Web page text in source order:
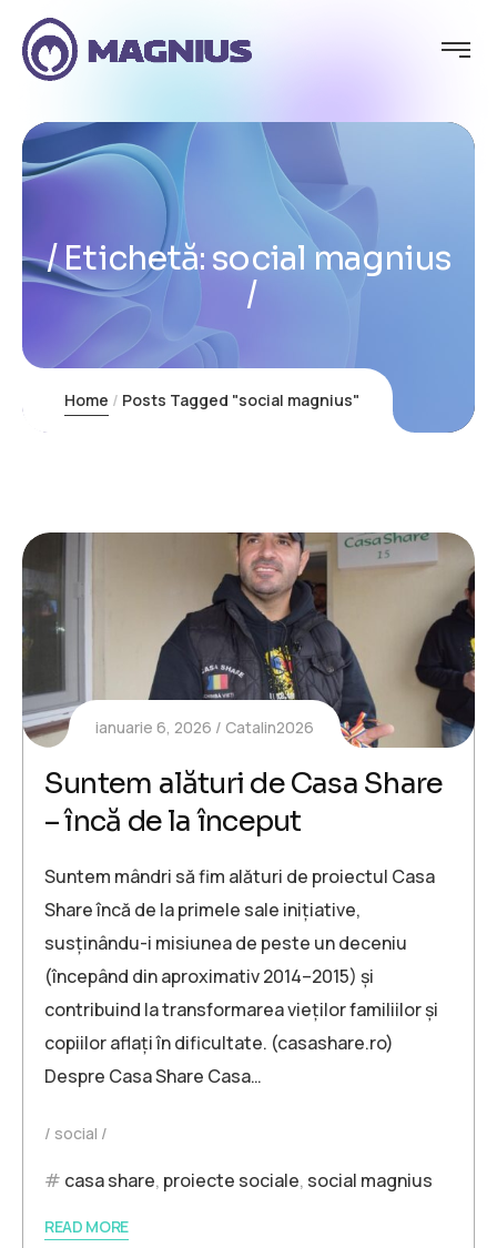
Etichetă: social magnius
Home Posts Tagged "social magnius"
ianuarie 6, 2026 Catalin2026
Suntem alături de Casa Share
– încă de la început
Suntem mândri să fim alături de proiectul Casa
Share încă de la primele sale inițiative,
susținându-i misiunea de peste un deceniu
(începând din aproximativ 2014–2015) și
contribuind la transformarea vieților familiilor și
copiilor aflați în dificultate. (casashare.ro)
Despre Casa Share Casa…
social
casa share, proiecte sociale, social magnius
READ MORE